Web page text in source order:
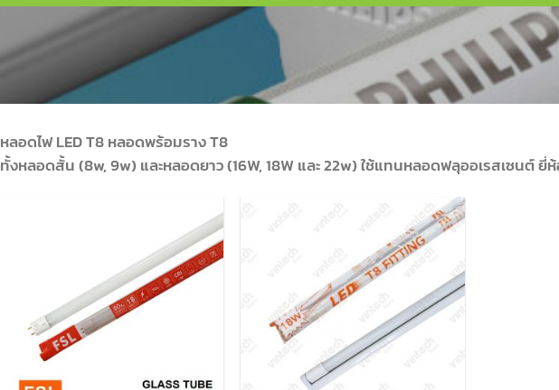
หลอดไฟ LED T8 หลอดพร้อมราง T8
ทั้งหลอดสั้น (8w, 9w) และหลอดยาว (16W, 18W และ 22w) ใช้แทนหลอดฟลุออเรสเซนต์ ยี่